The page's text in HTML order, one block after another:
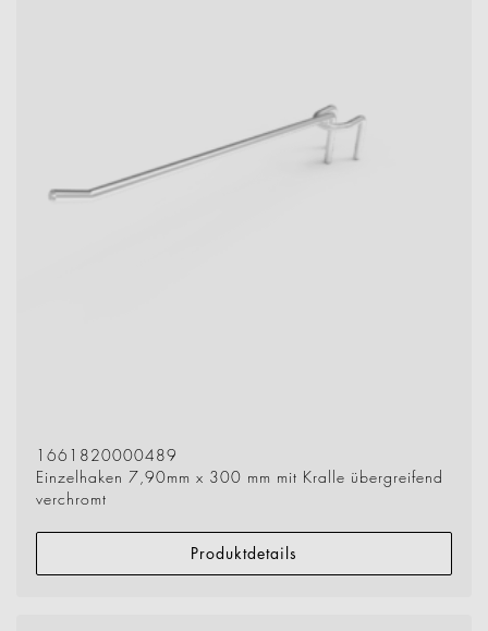
1661820000489
Einzelhaken 7,90mm x 300 mm mit Kralle übergreifend
verchromt
Produktdetails